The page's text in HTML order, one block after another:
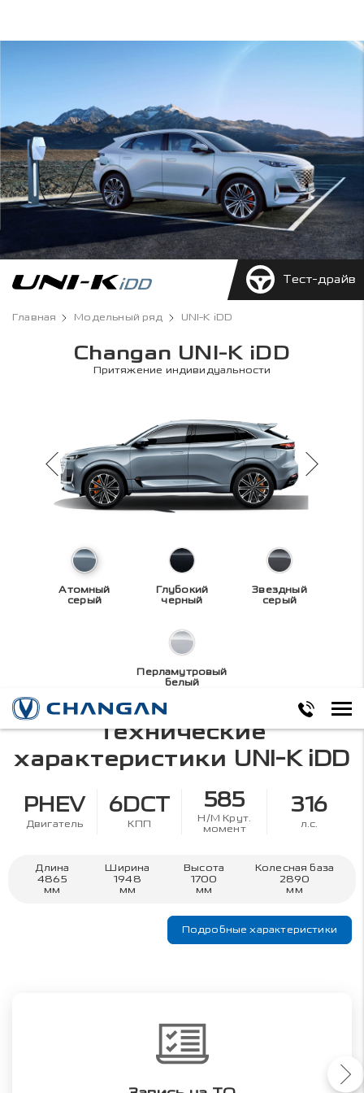
Тест-драйв
Главная Модельный ряд UNI-K iDD
Changan UNI-K iDD
Притяжение индивидуальности
Атомный
серый
Глубокий
черный
Звездный
серый
Перламутровый
белый
Технические
характеристики UNI-K iDD
PHEV
Двигатель
6DCT
КПП
585
Н/М Крут.
момент
316
л.с.
Длина
4865
мм
Ширина
1948
мм
Высота
1700
мм
Колесная база
2890
мм
Подробные характеристики